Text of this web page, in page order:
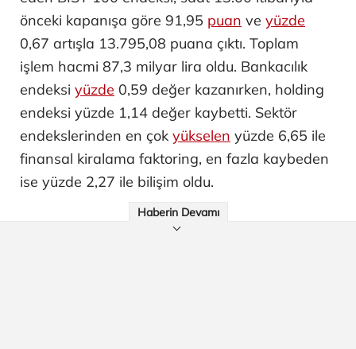
önceki kapanışa göre 91,95 puan ve yüzde
0,67 artışla 13.795,08 puana çıktı. Toplam
işlem hacmi 87,3 milyar lira oldu. Bankacılık
endeksi yüzde 0,59 değer kazanırken, holding
endeksi yüzde 1,14 değer kaybetti. Sektör
endekslerinden en çok yükselen yüzde 6,65 ile
finansal kiralama faktoring, en fazla kaybeden
ise yüzde 2,27 ile bilişim oldu.
Haberin Devamı